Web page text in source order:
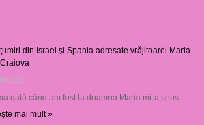
din Israel şi Spania adresate vrăjitoarei Maria
2026
dată când am fost la doamna Maria mi-a spus …
mai mult »